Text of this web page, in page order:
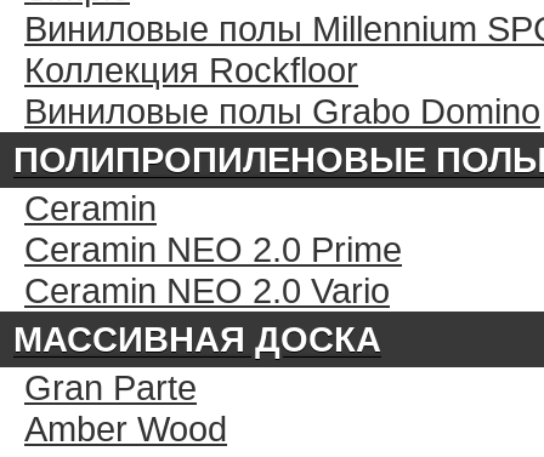
Виниловые полы Millennium
Коллекция Rockfloor
Виниловые полы Grabo Domino
ПОЛИПРОПИЛЕНОВЫЕ
Ceramin
Ceramin NEO 2.0 Prime
Ceramin NEO 2.0 Vario
МАССИВНАЯ ДОСКА
Gran Parte
Amber Wood